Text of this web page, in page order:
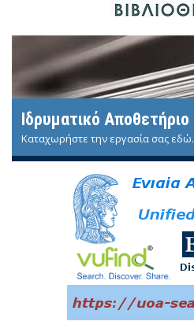
Ιδρυματικό Αποθετήριο
Καταχωρήστε την εργασία σας εδώ.